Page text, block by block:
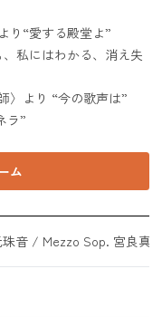
り“愛する殿堂よ”
私にはわかる、消え失
〉より “今の歌声は”
ラ”
ム
音 / Mezzo Sop. 宮良真